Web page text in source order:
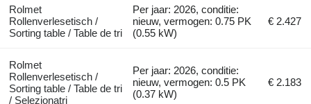
Rolmet
Rollenverlesetisch /
Sorting table / Table de tri
Per jaar: 2026, conditie:
nieuw, vermogen: 0.75 PK
(0.55 kW)
€ 2.427
Rolmet
Rollenverlesetisch /
Sorting table / Table de tri
/ Selezionatri
Per jaar: 2026, conditie:
nieuw, vermogen: 0.5 PK
(0.37 kW)
€ 2.183